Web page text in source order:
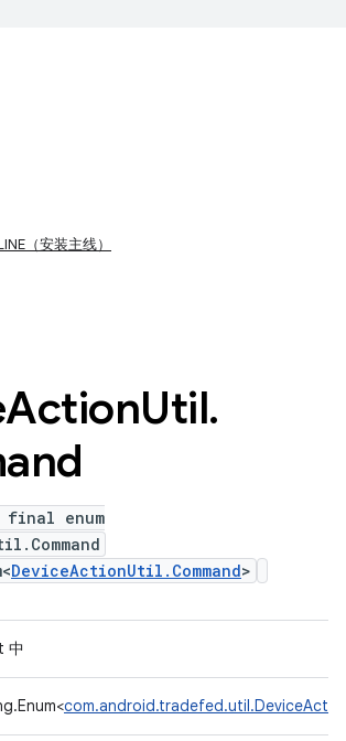
（安装主线）
ActionUtil.
enum
DeviceActionUtil.Command>
中